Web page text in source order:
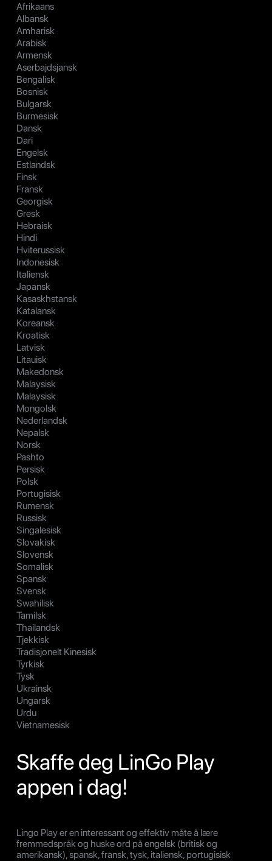
Afrikaans
Albansk
Amharisk
Arabisk
Armensk
Aserbajdsjansk
Bengalisk
Bosnisk
Bulgarsk
Burmesisk
Dansk
Dari
Engelsk
Estlandsk
Finsk
Fransk
Georgisk
Gresk
Hebraisk
Hindi
Hviterussisk
Indonesisk
Italiensk
Japansk
Kasaskhstansk
Katalansk
Koreansk
Kroatisk
Latvisk
Litauisk
Makedonsk
Malaysisk
Malaysisk
Mongolsk
Nederlandsk
Nepalsk
Norsk
Pashto
Persisk
Polsk
Portugisisk
Rumensk
Russisk
Singalesisk
Slovakisk
Slovensk
Somalisk
Spansk
Svensk
Swahilisk
Tamilsk
Thailandsk
Tjekkisk
Tradisjonelt Kinesisk
Tyrkisk
Tysk
Ukrainsk
Ungarsk
Urdu
Vietnamesisk
Skaffe deg LinGo Play
appen i dag!
Lingo Play er en interessant og effektiv måte å lære
fremmedspråk og huske ord på engelsk (britisk og
amerikansk), spansk, fransk, tysk, italiensk, portugisisk